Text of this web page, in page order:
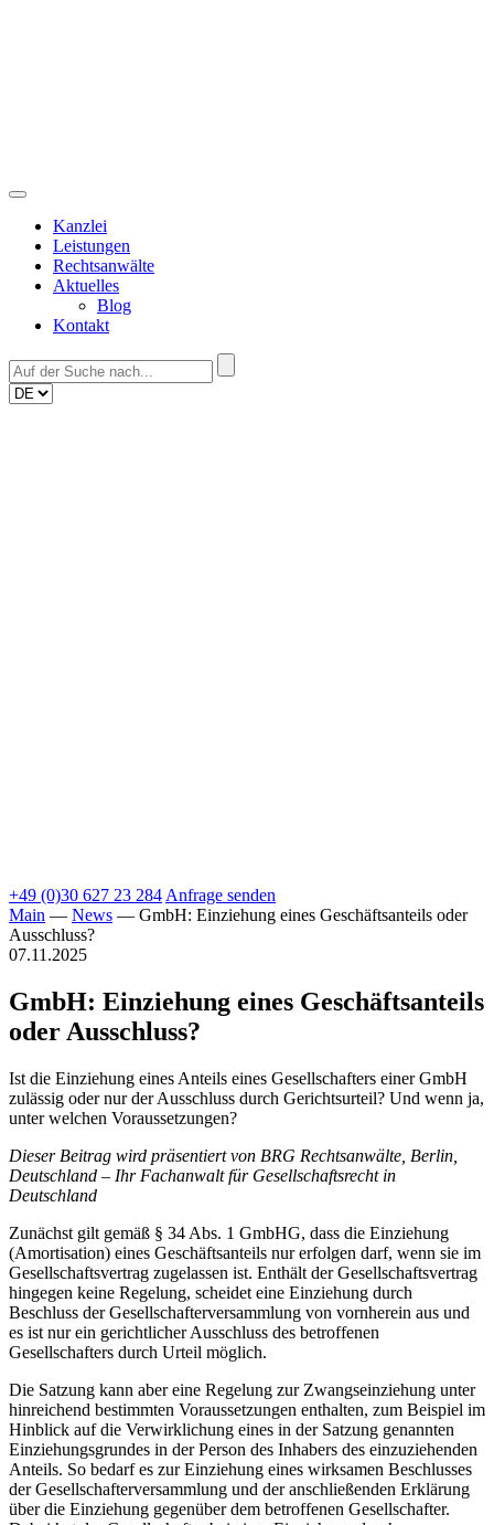
Kanzlei
Leistungen
Rechtsanwälte
Aktuelles
Blog
Kontakt
+49 (0)30 627 23 284 Anfrage senden
Main — News — GmbH: Einziehung eines Geschäftsanteils oder
Ausschluss?
07.11.2025
GmbH: Einziehung eines Geschäftsanteils
oder Ausschluss?
Ist die Einziehung eines Anteils eines Gesellschafters einer GmbH
zulässig oder nur der Ausschluss durch Gerichtsurteil? Und wenn ja,
unter welchen Voraussetzungen?
Dieser Beitrag wird präsentiert von BRG Rechtsanwälte, Berlin,
Deutschland – Ihr Fachanwalt für Gesellschaftsrecht in
Deutschland
Zunächst gilt gemäß § 34 Abs. 1 GmbHG, dass die Einziehung
(Amortisation) eines Geschäftsanteils nur erfolgen darf, wenn sie im
Gesellschaftsvertrag zugelassen ist. Enthält der Gesellschaftsvertrag
hingegen keine Regelung, scheidet eine Einziehung durch
Beschluss der Gesellschafterversammlung von vornherein aus und
es ist nur ein gerichtlicher Ausschluss des betroffenen
Gesellschafters durch Urteil möglich.
Die Satzung kann aber eine Regelung zur Zwangseinziehung unter
hinreichend bestimmten Voraussetzungen enthalten, zum Beispiel im
Hinblick auf die Verwirklichung eines in der Satzung genannten
Einziehungsgrundes in der Person des Inhabers des einzuziehenden
Anteils. So bedarf es zur Einziehung eines wirksamen Beschlusses
der Gesellschafterversammlung und der anschließenden Erklärung
über die Einziehung gegenüber dem betroffenen Gesellschafter.